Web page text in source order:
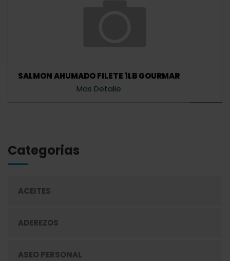
SALMON AHUMADO FILETE 1LB GOURMAR
Mas Detalle
Categorias
ACEITES
ADEREZOS
ASEO PERSONAL